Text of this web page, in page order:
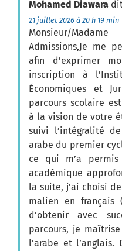
Mohamed Diawara
21 juillet 2026 à 20 h 19 min
Monsieur/
Admissions,Je me
afin d’exprimer
inscription à
Économiques et
parcours scolaire
à la vision de votre
suivi l’intégralité
arabe du premier
ce qui m’a permis
académique
la suite, j’ai choisi
malien en français
d’obtenir avec
parcours, je
l’arabe et l’anglais.